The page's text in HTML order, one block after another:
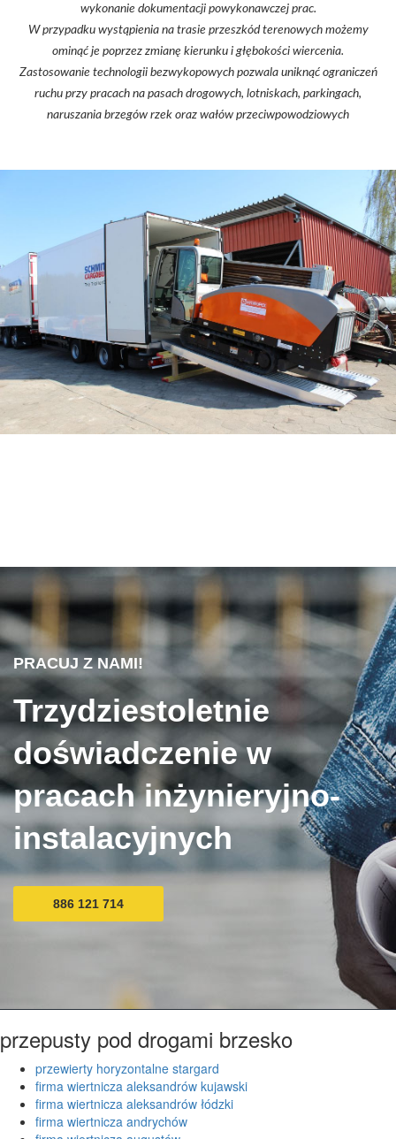
wykonanie dokumentacji powykonawczej prac.
W przypadku wystąpienia na trasie przeszkód terenowych możemy
ominąć je poprzez zmianę kierunku i głębokości wiercenia.
Zastosowanie technologii bezwykopowych pozwala uniknąć ograniczeń
ruchu przy pracach na pasach drogowych, lotniskach, parkingach,
naruszania brzegów rzek oraz wałów przeciwpowodziowych
PRACUJ Z NAMI!
Trzydziestoletnie
doświadczenie w
pracach inżynieryjno-
instalacyjnych
886 121 714
przepusty pod drogami brzesko
przewierty horyzontalne stargard
firma wiertnicza aleksandrów kujawski
firma wiertnicza aleksandrów łódzki
firma wiertnicza andrychów